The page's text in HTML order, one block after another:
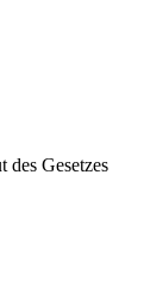
Gesetzes